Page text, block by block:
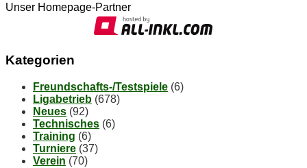
Unser Homepage-Partner
Ka­te­go­rien
Freundschafts-/Testspiele (6)
Ligabetrieb (678)
Neues (92)
Technisches (6)
Training (6)
Turniere (37)
Verein (70)